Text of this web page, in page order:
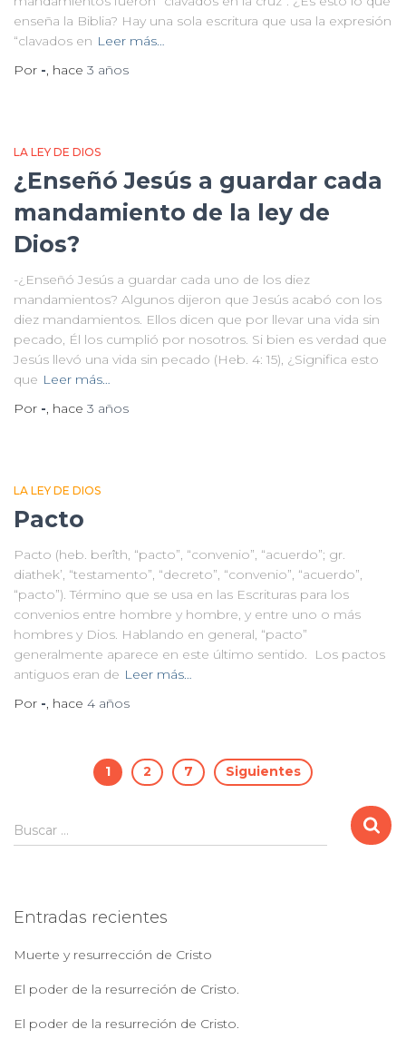
enseña la Biblia? Hay una sola escritura que usa la expresión
“clavados en Leer más…
Por -, hace 3 años
LA LEY DE DIOS
¿Enseñó Jesús a guardar cada
mandamiento de la ley de
Dios?
-¿Enseñó Jesús a guardar cada uno de los diez
mandamientos? Algunos dijeron que Jesús acabó con los
diez mandamientos. Ellos dicen que por llevar una vida sin
pecado, Él los cumplió por nosotros. Si bien es verdad que
Jesús llevó una vida sin pecado (Heb. 4: 15), ¿Significa esto
que Leer más…
Por -, hace 3 años
LA LEY DE DIOS
Pacto
Pacto (heb. berîth, “pacto”, “convenio”, “acuerdo”; gr.
diathek’, “testamento”, “decreto”, “convenio”, “acuerdo”,
“pacto”). Término que se usa en las Escrituras para los
convenios entre hombre y hombre, y entre uno o más
hombres y Dios. Hablando en general, “pacto”
generalmente aparece en este último sentido. Los pactos
antiguos eran de Leer más…
Por -, hace 4 años
Paginación
de
1 2 7 Siguientes
B
u
r
Buscar …
Entradas recientes
Muerte y resurrección de Cristo
El poder de la resurreción de Cristo.
El poder de la resurreción de Cristo.